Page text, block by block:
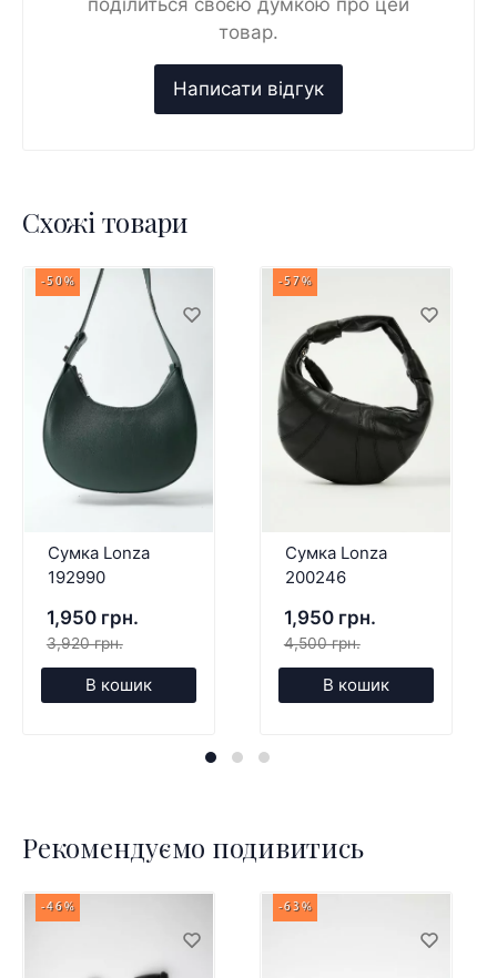
товар.
Схожі товари
-50%
Сумка Lonza
192990
1,950 грн.
3,920 грн.
В кошик
-57%
Сумка Lonza
200246
1,950 грн.
4,500 грн.
В кошик
Рекомендуємо подивитись
-46% -63%